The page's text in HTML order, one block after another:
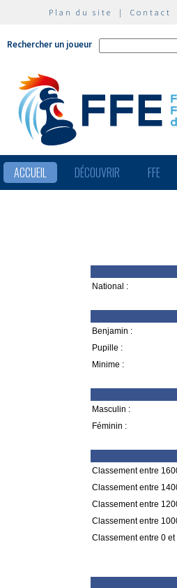
Plan du site | Contact
Rechercher un joueur
ACCUEIL DÉCOUVRIR FFE
National :
Benjamin :
Pupille :
Minime :
Masculin :
Féminin :
Classement entre
Classement entre
Classement entre
Classement entre
Classement entre 0 et